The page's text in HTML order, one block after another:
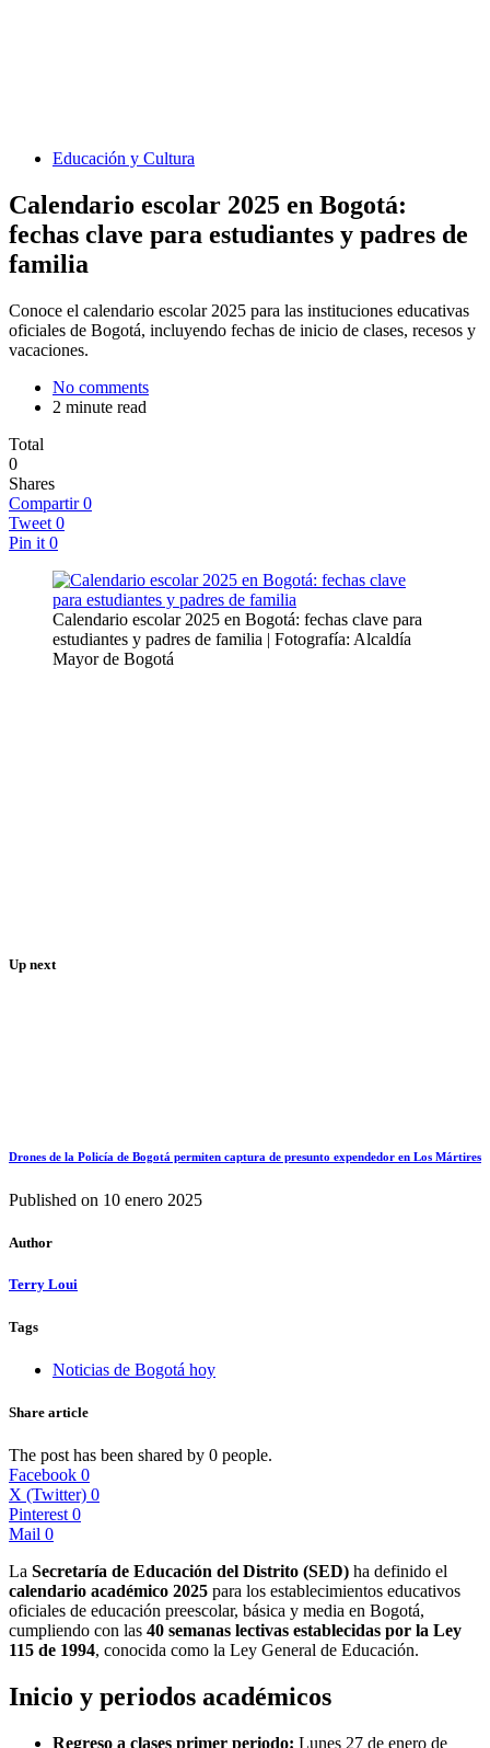
Educación y Cultura
Calendario escolar 2025 en Bogotá:
fechas clave para estudiantes y padres de
familia
Conoce el calendario escolar 2025 para las instituciones educativas
oficiales de Bogotá, incluyendo fechas de inicio de clases, recesos y
vacaciones.
No comments
2 minute read
Total
0
Shares
Compartir 0
Tweet 0
Pin it 0
Calendario escolar 2025 en Bogotá: fechas clave para
estudiantes y padres de familia | Fotografía: Alcaldía
Mayor de Bogotá
Up next
Drones de la Policía de Bogotá permiten captura de presunto expendedor en Los Mártires
Published on 10 enero 2025
Author
Terry Loui
Tags
Noticias de Bogotá hoy
Share article
The post has been shared by 0 people.
Facebook 0
X (Twitter) 0
Pinterest 0
Mail 0
La Secretaría de Educación del Distrito (SED) ha definido el
calendario académico 2025 para los establecimientos educativos
oficiales de educación preescolar, básica y media en Bogotá,
cumpliendo con las 40 semanas lectivas establecidas por la Ley
115 de 1994, conocida como la Ley General de Educación.
Inicio y periodos académicos
Regreso a clases primer periodo: Lunes 27 de enero de